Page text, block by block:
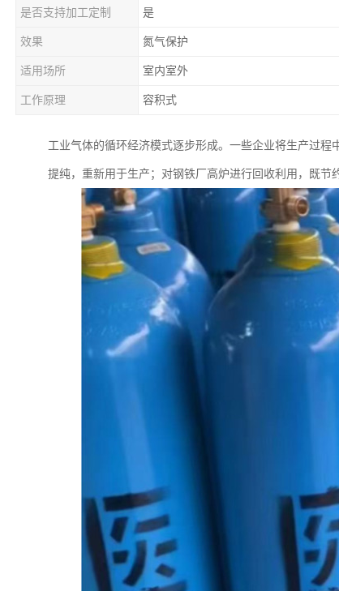
是否支持加工定制 是
效果 氮气保护
适用场所 室内室外
工作原理 容积式
工业气体的循环经济模式逐步形成。一些企业将生产过
提纯，重新用于生产；对钢铁厂高炉进行回收利用，既节